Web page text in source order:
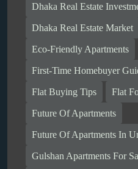
Dhaka Real Estate
Dhaka Real Estate Market
Eco-Friendly Apartments
First-Time Homebuyer
Flat Buying Tips Flat
Future Of Apartments
Future Of Apartments In
Gulshan Apartments For